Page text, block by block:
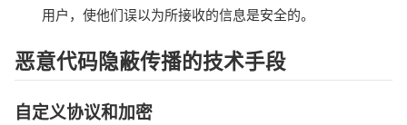
用户，使他们误以为所接收的信息是安全的。
恶意代码隐蔽传播的技术手段
自定义协议和加密